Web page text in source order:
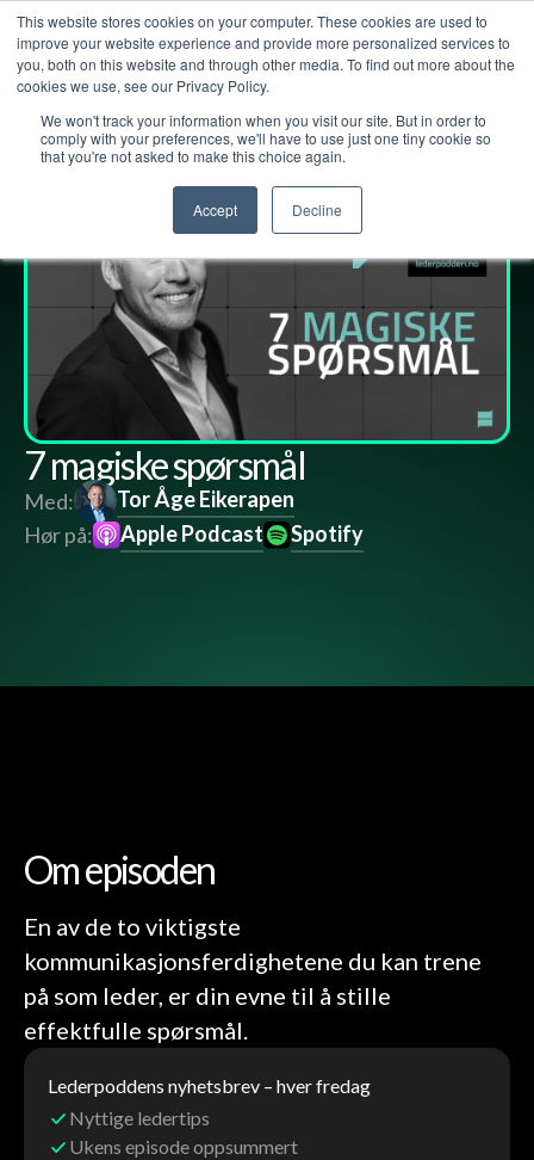
This website stores cookies on your computer. These cookies are used to
improve your website experience and provide more personalized services to
you, both on this website and through other media. To find out more about the
cookies we use, see our Privacy Policy.
We won't track your information when you visit our site. But in order to
comply with your preferences, we'll have to use just one tiny cookie so
that you're not asked to make this choice again.
Accept Decline
Lederpodden 27jan2023 158 Del
7 magiske spørsmål
Med:
Tor Åge Eikerapen
Hør på:
Apple Podcast Spotify
Om episoden
En av de to viktigste
kommunikasjonsferdighetene du kan trene
på som leder, er din evne til å stille
effektfulle spørsmål.
Lederpoddens nyhetsbrev – hver fredag
Nyttige ledertips
Ukens episode oppsummert